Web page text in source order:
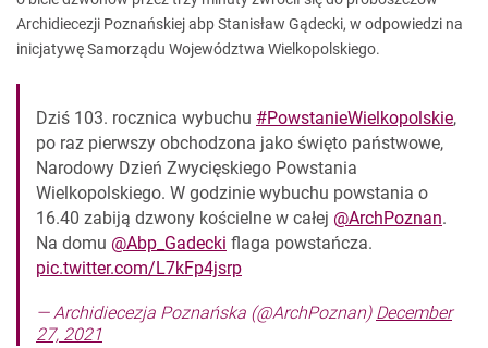
Archidiecezji Poznańskiej abp Stanisław Gądecki, w odpowiedzi na
inicjatywę Samorządu Województwa Wielkopolskiego.
Dziś 103. rocznica wybuchu #PowstanieWielkopolskie,
po raz pierwszy obchodzona jako święto państwowe,
Narodowy Dzień Zwycięskiego Powstania
Wielkopolskiego. W godzinie wybuchu powstania o
16.40 zabiją dzwony kościelne w całej @ArchPoznan.
Na domu @Abp_Gadecki flaga powstańcza.
pic.twitter.com/L7kFp4jsrp
— Archidiecezja Poznańska (@ArchPoznan) December
27, 2021